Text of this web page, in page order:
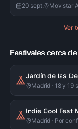
20 sept. Movistar
Ver
Festivales cerca de
Jardín de las
Madrid · 18 y 19
Indie Cool Fest
Madrid · Por